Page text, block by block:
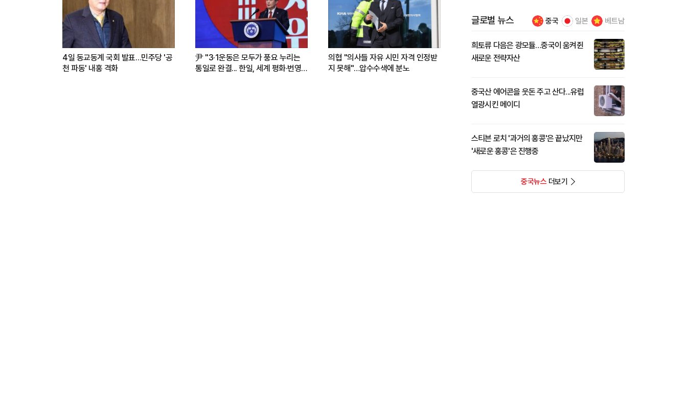
4일 동교동계 국회 발표…민주당 '공
천 파동' 내홍 격화
尹 "3·1운동은 모두가 풍요 누리는
통일로 완결... 한일, 세계 평화·번영
의협 "의사들 자유 시민 자격 인정받
지 못해"…압수수색에 분노
글로벌 뉴스 중국 일본 베트남
희토류 다음은 광모듈…중국이 움켜쥔
새로운 전략자산
중국산 에어콘을 웃돈 주고 산다...유럽
열광시킨 메이디
스티븐 로치 '과거의 홍콩'은 끝났지만
'새로운 홍콩'은 진행중
중국뉴스더보기